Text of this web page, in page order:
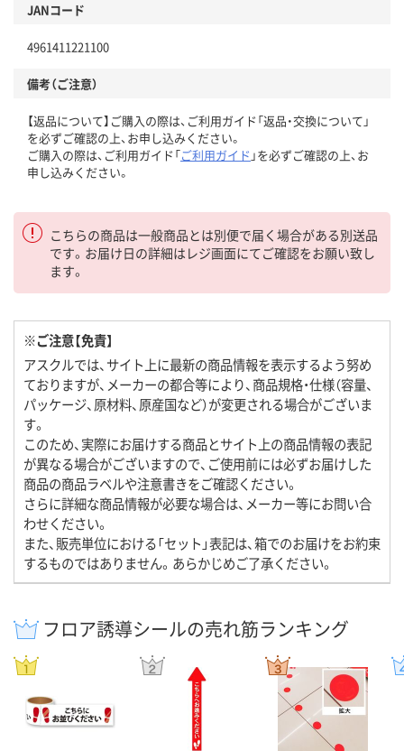
JANコード
4961411221100
備考（ご注意）
【返品について】ご購入の際は、ご利用ガイド「返品・交換について」
を必ずご確認の上、お申し込みください。
ご購入の際は、ご利用ガイド「ご利用ガイド 」を必ずご確認の上、お
申し込みください。
こちらの商品は一般商品とは別便で届く場合がある別送品
です。お届け日の詳細はレジ画面にてご確認をお願い致し
ます。
※ご注意【免責】
アスクルでは、サイト上に最新の商品情報を表示するよう努め
ておりますが、メーカーの都合等により、商品規格・仕様（容量、
パッケージ、原材料、原産国など）が変更される場合がございま
す。
このため、実際にお届けする商品とサイト上の商品情報の表記
が異なる場合がございますので、ご使用前には必ずお届けした
商品の商品ラベルや注意書きをご確認ください。
さらに詳細な商品情報が必要な場合は、メーカー等にお問い合
わせください。
また、販売単位における「セット」表記は、箱でのお届けをお約束
するものではありません。あらかじめご了承ください。
フロア誘導シールの売れ筋ランキング